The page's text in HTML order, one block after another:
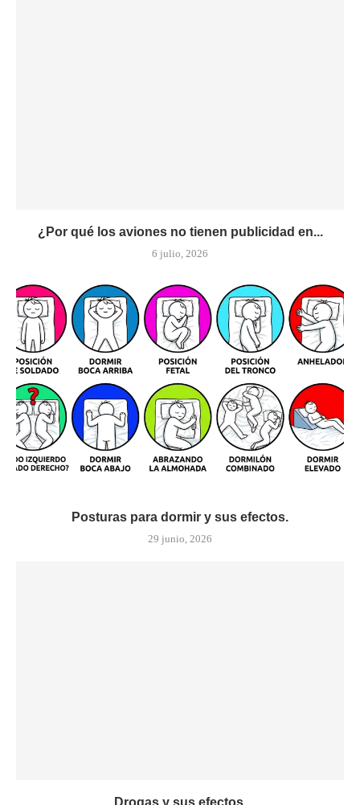
¿Por qué los aviones no tienen publicidad en...
6 julio, 2026
Posturas para dormir y sus efectos.
29 junio, 2026